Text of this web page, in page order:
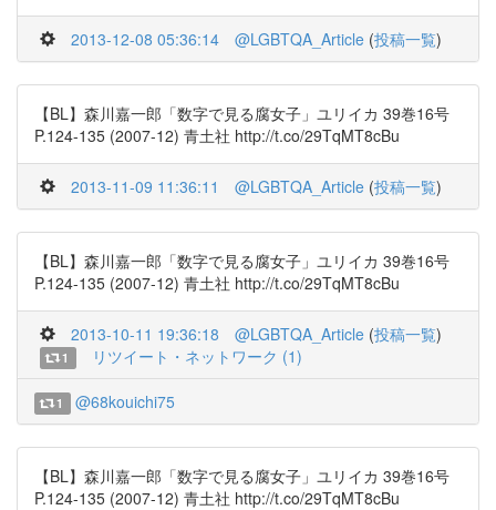
2013-12-08 05:36:14 @LGBTQA_Article (投稿一覧)
【BL】森川嘉一郎「数字で見る腐女子」ユリイカ 39巻16号
P.124-135 (2007-12) 青土社 http://t.co/29TqMT8cBu
2013-11-09 11:36:11 @LGBTQA_Article (投稿一覧)
【BL】森川嘉一郎「数字で見る腐女子」ユリイカ 39巻16号
P.124-135 (2007-12) 青土社 http://t.co/29TqMT8cBu
2013-10-11 19:36:18 @LGBTQA_Article (投稿一覧)
1 リツイート・ネットワーク (1)
1 @68kouichi75
【BL】森川嘉一郎「数字で見る腐女子」ユリイカ 39巻16号
P.124-135 (2007-12) 青土社 http://t.co/29TqMT8cBu